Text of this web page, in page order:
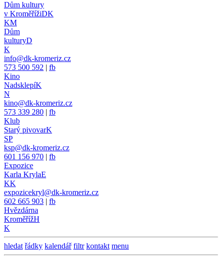
Dům kultury
v KroměřížiDK
KM
Dům
kulturyD
K
info@dk-kromeriz.cz
573 500 592 | fb
Kino
NadsklepíK
N
kino@dk-kromeriz.cz
573 339 280 | fb
Klub
Starý pivovarK
SP
ksp@dk-kromeriz.cz
601 156 970 | fb
Expozice
Karla KrylaE
KK
expozicekryl@dk-kromeriz.cz
602 665 903 | fb
Hvězdárna
KroměřížH
K
hledat řádky kalendář filtr kontakt menu